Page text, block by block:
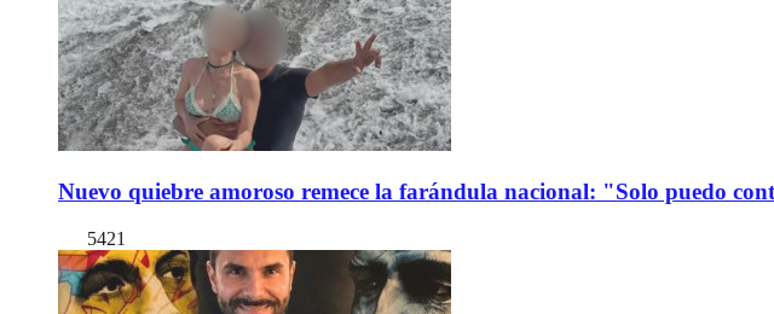
Nuevo quiebre amoroso remece la farándula nacional: "Solo puedo
5421